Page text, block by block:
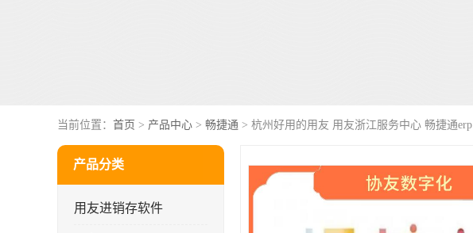
当前位置： 首页 > 产品中心 > 畅捷通 > 杭州好用的用友 用友浙江服务中心 畅捷通erp
产品分类
用友进销存软件